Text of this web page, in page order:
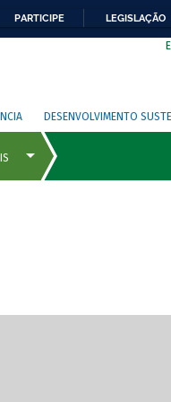
PARTICIPE LEGISLAÇÃO
DESENVOLVIMENTO
de